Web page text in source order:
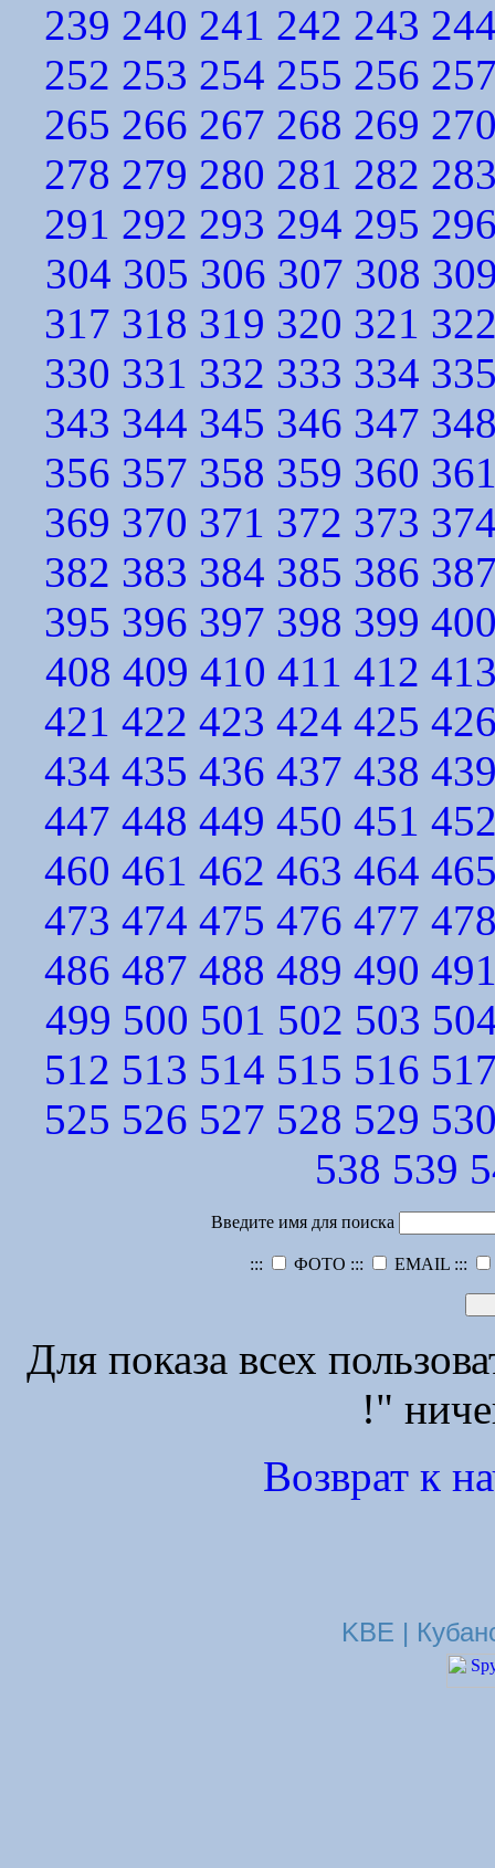
239 240 241 242 243
252 253 254 255 256
265 266 267 268 269
278 279 280 281 282
291 292 293 294 295
304 305 306 307 308
317 318 319 320 321
330 331 332 333 334
343 344 345 346 347
356 357 358 359 360
369 370 371 372 373
382 383 384 385 386
395 396 397 398 399
408 409 410 411 412
421 422 423 424 425
434 435 436 437 438
447 448 449 450 451
460 461 462 463 464
473 474 475 476 477
486 487 488 489 490
499 500 501 502 503
512 513 514 515 516
525 526 527 528 529
538 539
Введите имя для поиска
::: ФОТО ::: EMAIL :::
Для показа всех
!"
Возврат к
KBE |